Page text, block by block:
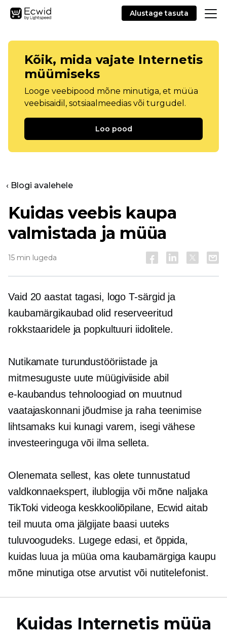
Alustage tasuta
Kõik, mida vajate Internetis
müümiseks
Looge veebipood mõne minutiga, et müüa
veebisaidil, sotsiaalmeedias või turgudel.
Loo pood
‹ Blogi avalehele
Kuidas veebis kaupa
valmistada ja müüa
15 min lugeda
Vaid 20 aastat tagasi, logoT-särgid ja
kaubamärgikaubad olid reserveeritud
rokkstaaridele ja popkultuuri iidolitele.
Nutikamate turundustööriistade ja
mitmesuguste uute müügiviiside abil
e-kaubandustehnoloogiad on muutnud
vaatajaskonnani jõudmise ja raha teenimise
lihtsamaks kui kunagi varem, isegi vähese
investeeringuga või ilma selleta.
Olenemata sellest, kas olete tunnustatud
valdkonnaekspert, ilublogija või mõne naljaka
TikToki videoga keskkooliõpilane, Ecwid aitab
teil muuta oma jälgijate baasi uuteks
tuluvoogudeks. Lugege edasi, et õppida,
kuidas luua ja müüa oma kaubamärgiga kaupu
mõne minutiga otse arvutist või nutitelefonist.
Kuidas Internetis müüa